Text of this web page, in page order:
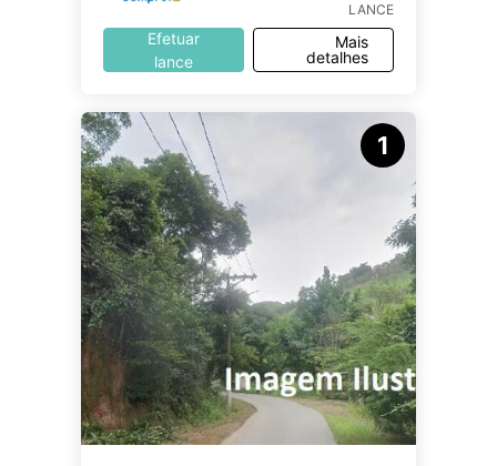
LANCE
Efetuar
lance
Mais
detalhes
1